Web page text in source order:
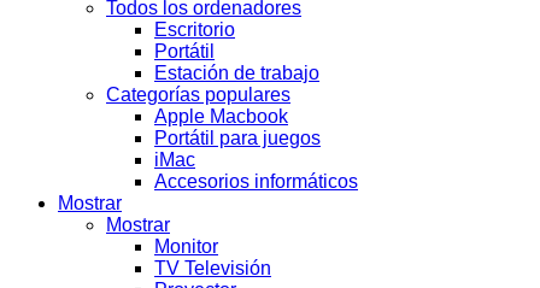
Todos los ordenadores
Escritorio
Portátil
Estación de trabajo
Categorías populares
Apple Macbook
Portátil para juegos
iMac
Accesorios informáticos
Mostrar
Mostrar
Monitor
TV Televisión